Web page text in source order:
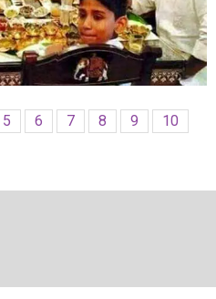
5 6 7 8 9
10